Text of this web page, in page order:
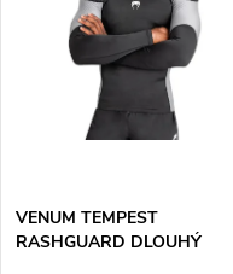
VENUM TEMPEST
RASHGUARD DLOUHÝ